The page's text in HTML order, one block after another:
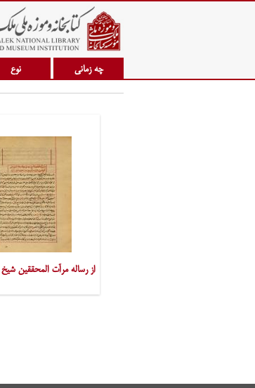
چه زمانی نوع
از رساله مرآت المحققین